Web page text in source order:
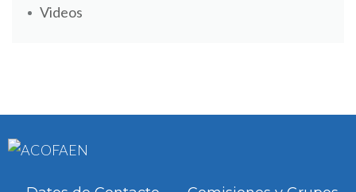
Videos